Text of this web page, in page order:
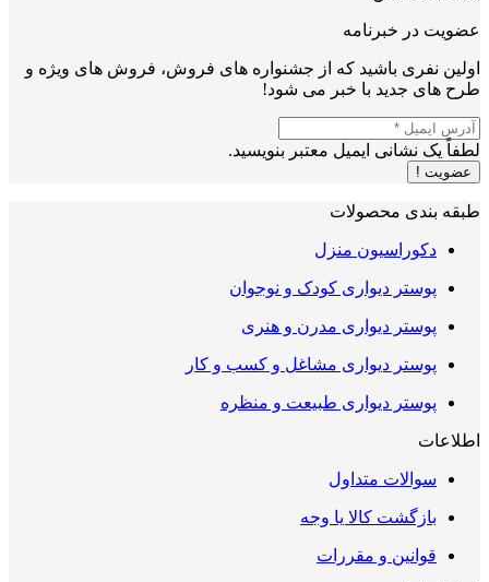
عضویت در خبرنامه
اولین نفری باشید که از جشنواره های فروش، فروش های ویژه و
طرح های جدید با خبر می شود!
لطفاً یک نشانی ایمیل معتبر بنویسید.
عضویت !
طبقه بندی محصولات
دکوراسیون منزل
پوستر دیواری کودک و نوجوان
پوستر دیواری مدرن و هنری
پوستر دیواری مشاغل و کسب و کار
پوستر دیواری طبیعت و منظره
اطلاعات
سوالات متداول
بازگشت کالا یا وجه
قوانین و مقررات